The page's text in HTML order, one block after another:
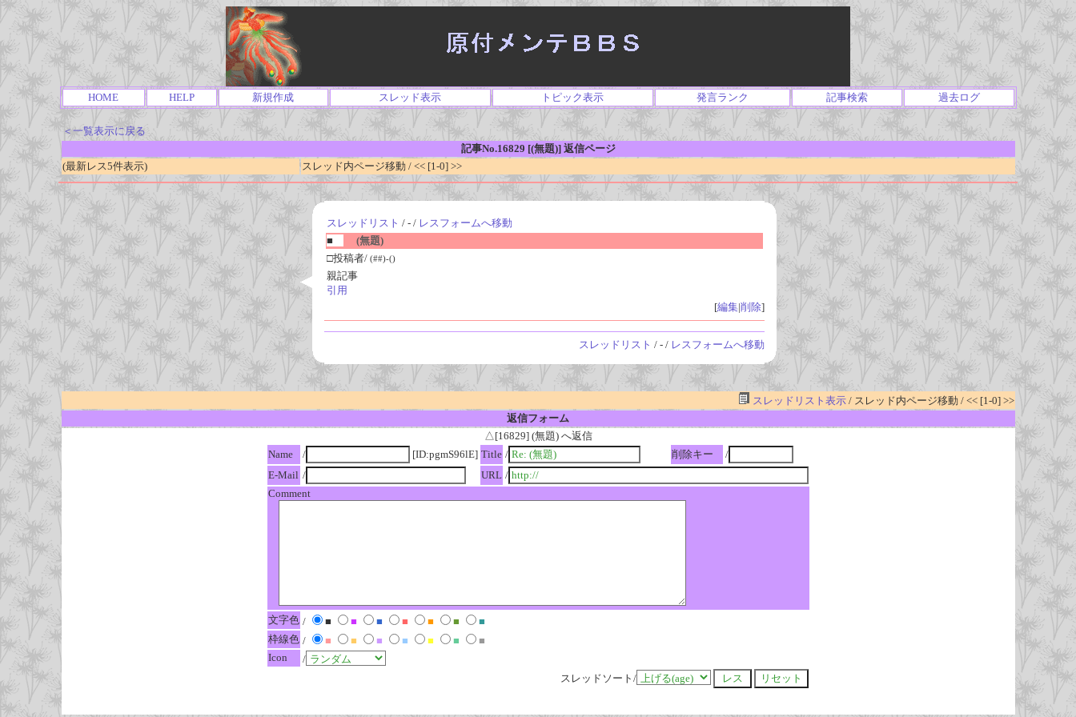
HOME HELP 新規作成 スレッド表示 トピック表示 発言ランク 記事検索 過去ログ
＜一覧表示に戻る
記事No.16829 [(無題)] 返信ページ
(最新レス5件表示)
スレッド内ページ移動 / << [1-0] >>
スレッドリスト / - / レスフォームへ移動
■
(無題)
□投稿者/ (##)-()
親記事
引用
[編集|削除]
スレッドリスト / - / レスフォームへ移動
スレッドリスト表示/ スレッド内ページ移動 / << [1-0] >>
返信フォーム
△[16829] (無題) へ返信
Name
/ [ID:pgmS96lE] Title / 削除キー
/
E-Mail / URL /
Comment
文字色 / ■ ■ ■ ■ ■ ■
■
枠線色 / ■ ■ ■ ■ ■ ■
■
Icon
/
スレッドソート/